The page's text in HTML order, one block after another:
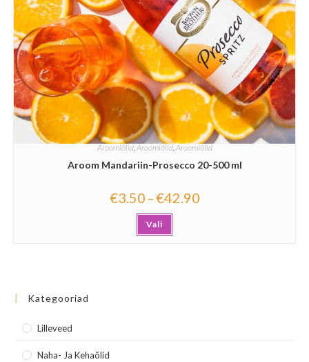
Aroomiõlid, Aroomiõlid, Aroomiõlid
Aroom Mandariin-Prosecco 20-500 ml
€3.50 –€42.90
Vali
Kategooriad
Lilleveed
Naha- Ja Kehaõlid